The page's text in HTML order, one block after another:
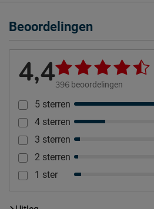
Beoordelingen
4,4396 beoordelingen
5 sterren
4 sterren
3 sterren
2 sterren
1 ster